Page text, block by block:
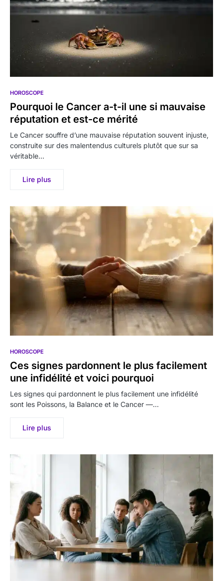
HOROSCOPE
Pourquoi le Cancer a-t-il une si mauvaise
réputation et est-ce mérité
Le Cancer souffre d’une mauvaise réputation souvent injuste,
construite sur des malentendus culturels plutôt que sur sa
véritable…
Lire plus
HOROSCOPE
Ces signes pardonnent le plus facilement
une infidélité et voici pourquoi
Les signes qui pardonnent le plus facilement une infidélité
sont les Poissons, la Balance et le Cancer —…
Lire plus